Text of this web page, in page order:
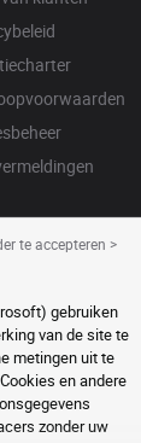
te accepteren >
gebruiken
van de site te
metingen uit te
en andere
zonder uw